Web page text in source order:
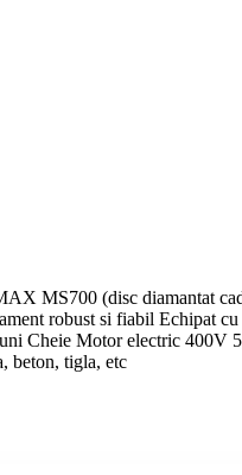
MS700 (disc diamantat
robust si fiabil Echipat
Cheie Motor electric 400V
beton, tigla, etc